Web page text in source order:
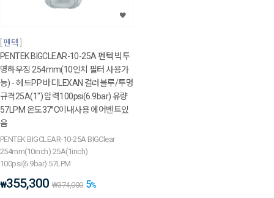
펜텍
PENTEK BIGCLEAR-10-25A 펜텍 빅투
명하우징 254mm(10인치 필터 사용가
능) - 헤드PP 바디LEXAN 컬러블루/투명
규격25A(1") 압력100psi(6.9bar) 유량
57LPM 온도37°C이내사용 에어벤트있
음
PENTEK BIGCLEAR-10-25A BIGClear
254mm(10inch) 25A(1inch)
100psi(6.9bar) 57LPM
₩355,300 ₩374,000 5%